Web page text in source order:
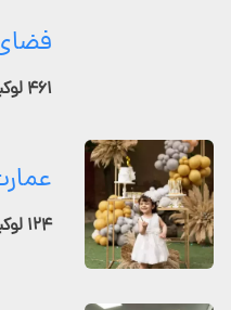
۴۶۱ لوکیشن فیلمبرداری فعال
۱۲۴ لوکیشن فیلمبرداری فعال